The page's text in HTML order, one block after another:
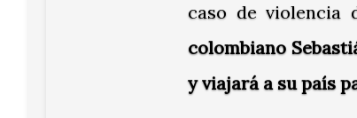
caso de violencia
colombiano
y viajará a su país